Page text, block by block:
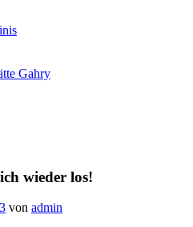
Gahry
wieder los!
von admin